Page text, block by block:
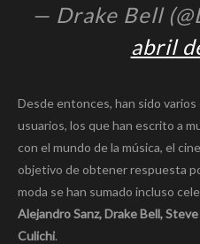
— Drake Bell
abril
Desde entonces, han sido
usuarios, los que han escrito a
con el mundo de la música, el
objetivo de obtener respuesta
moda se han sumado incluso
Alejandro Sanz, Drake Bell,
Culichi.